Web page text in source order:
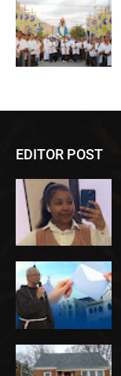
EDITOR POST